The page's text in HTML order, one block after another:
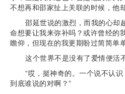
不想再和邵家扯上关联的时候，他
邵延世说的激烈，而我的心却
命想要让我来弥补吗？或许曾经的
瞻仰，但现在的我更期盼过简简单
这个世界不是没有了爱情便活
“哎，挺神奇的。一个说不认
到底谁说的对啊？”